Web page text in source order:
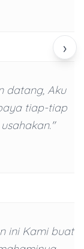
›
datang, Aku
tiap-tiap
ini Kami buat